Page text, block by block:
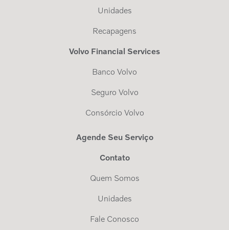
Unidades
Recapagens
Volvo Financial Services
Banco Volvo
Seguro Volvo
Consórcio Volvo
Agende Seu Serviço
Contato
Quem Somos
Unidades
Fale Conosco